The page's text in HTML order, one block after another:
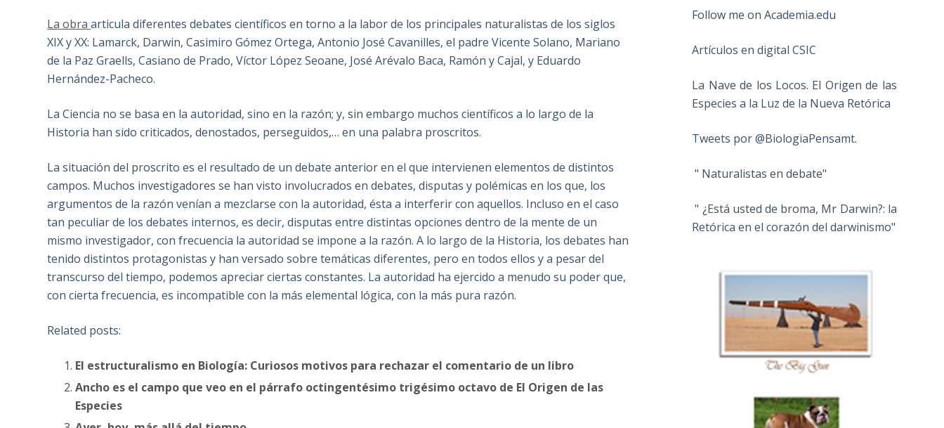
La obraarticula diferentes debates científicos en torno a la labor de los principales naturalistas de los siglos
XIX y XX: Lamarck, Darwin, Casimiro Gómez Ortega, Antonio José Cavanilles, el padre Vicente Solano, Mariano
de la Paz Graells, Casiano de Prado, Víctor López Seoane, José Arévalo Baca, Ramón y Cajal, y Eduardo
Hernández-Pacheco.
La Ciencia no se basa en la autoridad, sino en la razón; y, sin embargo muchos científicos a lo largo de la
Historia han sido criticados, denostados, perseguidos,… en una palabra proscritos.
La situación del proscrito es el resultado de un debate anterior en el que intervienen elementos de distintos
campos. Muchos investigadores se han visto involucrados en debates, disputas y polémicas en los que, los
argumentos de la razón venían a mezclarse con la autoridad, ésta a interferir con aquellos. Incluso en el caso
tan peculiar de los debates internos, es decir, disputas entre distintas opciones dentro de la mente de un
mismo investigador, con frecuencia la autoridad se impone a la razón. A lo largo de la Historia, los debates han
tenido distintos protagonistas y han versado sobre temáticas diferentes, pero en todos ellos y a pesar del
transcurso del tiempo, podemos apreciar ciertas constantes. La autoridad ha ejercido a menudo su poder que,
con cierta frecuencia, es incompatible con la más elemental lógica, con la más pura razón.
Related posts:
El estructuralismo en Biología: Curiosos motivos para rechazar el comentario de un libro
Ancho es el campo que veo en el párrafo octingentésimo trigésimo octavo de El Origen de las
Especies
Follow me on Academia.edu
Artículos en digital CSIC
La Nave de los Locos. El Origen de las
Especies a la Luz de la Nueva Retórica
Tweets por @BiologiaPensamt.
" Naturalistas en debate"
" ¿Está usted de broma, Mr Darwin?: la
Retórica en el corazón del darwinismo"